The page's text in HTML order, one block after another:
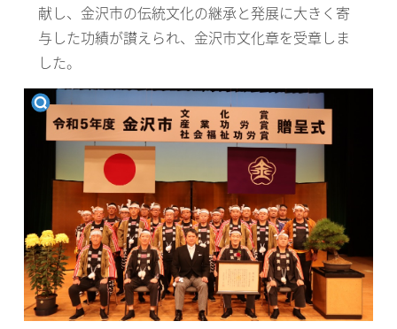
献し、金沢市の伝統文化の継承と発展に大きく寄
与した功績が讃えられ、金沢市文化章を受章しま
した。